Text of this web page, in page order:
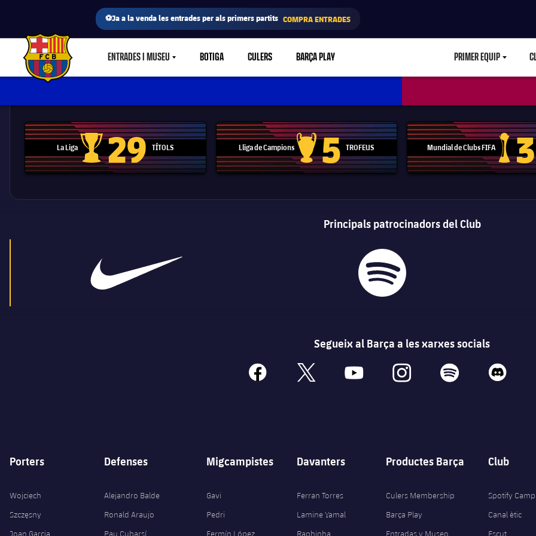
⚽Ja a la venda les entrades per als primers partits COMPRA ENTRADES
FC Barcelona club badge ENTRADES I MUSEULABEL.SHARE.CARETDOWN
BOTIGA CULERS BARÇA PLAY PRIMER EQUIP
La Liga
Trofeu de la Liga
29 TÍTOLS Lliga de Campions
Trofeu de la Lliga de Campions
5 TROFEUS Mundial de Clubs FIFA
Trofeu del
3
Principals patrocinadors del Club
Segueix al Barça a les xarxes socials
facebook x youtube instagram spotify discord
Porters
Wojciech
Szczęsny
Joan Garcia
Defenses
Alejandro Balde
Ronald Araujo
Pau Cubarsí
Migcampistes
Gavi
Pedri
Fermín López
Davanters
Ferran Torres
Lamine Yamal
Raphinha
Productes Barça
Culers Membership
Barça Play
Entradas y Museo
Club
Spotify
Canal ètic
Escut